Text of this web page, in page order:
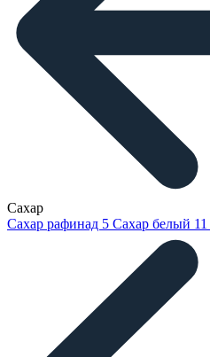
Сахар
Сахар рафинад 5 Сахар белый 11